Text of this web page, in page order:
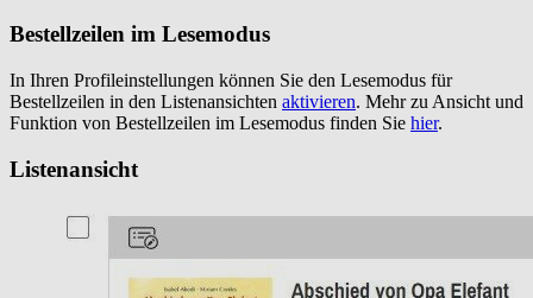
Bestellzeilen im Lesemodus
In Ihren Profileinstellungen können Sie den Lesemodus für
Bestellzeilen in den Listenansichten aktivieren. Mehr zu Ansicht und
Funktion von Bestellzeilen im Lesemodus finden Sie hier.
Listenansicht